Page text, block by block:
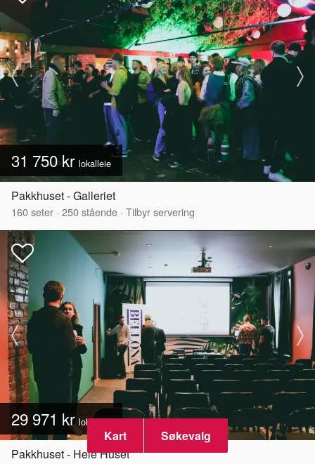
31 750 kr lokalleie
Pakkhuset - Galleriet
160seter · 250stående · Tilbyr servering
29 971 krlokalleie
Pakkhuset - Hele Huset
Kart Søkevalg